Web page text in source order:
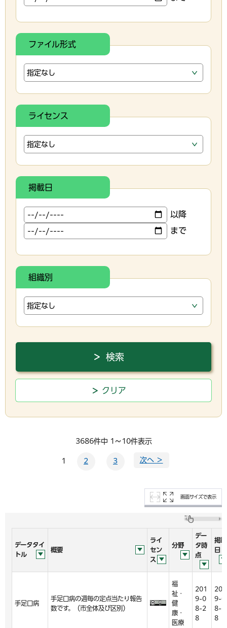
ファイル形式
ライセンス
掲載日
以降
まで
組織別
3686件中 1～10件表示
1 2 3 次へ ＞
画面サイズで表示
データタイ
トル
概要
ライ
セン
ス
分野
デー
タ時
点
掲載
日
手足口病
手足口病の週毎の定点当たり報告
数です。（市全体及び区別）
福
祉・
健
康・
医療
201
9-0
8-2
8
201
9-0
8-2
8